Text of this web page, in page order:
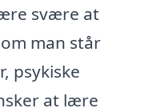
svære at
man står
psykiske
at lære